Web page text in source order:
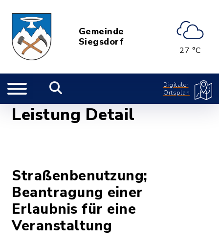
Gemeinde
Siegsdorf
27 °C
Digitaler
Ortsplan
Leistung Detail
Straßenbenutzung;
Beantragung einer
Erlaubnis für eine
Veranstaltung